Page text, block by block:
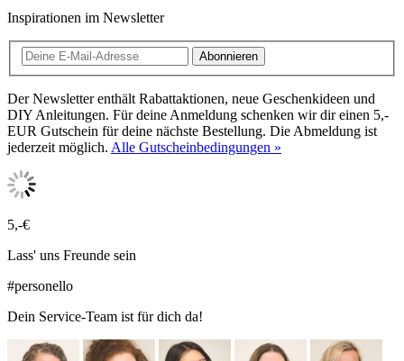
Inspirationen im Newsletter
Abonnieren
Der Newsletter enthält Rabattaktionen, neue Geschenkideen und
DIY Anleitungen. Für deine Anmeldung schenken wir dir einen 5,-
EUR Gutschein für deine nächste Bestellung. Die Abmeldung ist
jederzeit möglich. Alle Gutscheinbedingungen »
5,-€
Lass' uns Freunde sein
#personello
Dein Service-Team ist für dich da!